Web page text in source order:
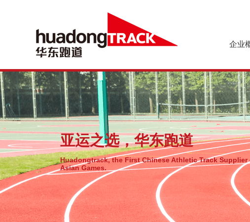
企业
企业
企业
组织
资质
亚运之选，华东跑道
Huadongtrack, the First Chinese Athletic Track Supplier
Asian Games.